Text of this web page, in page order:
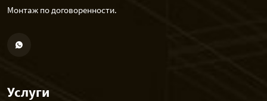
Монтаж по договоренности.
Услуги